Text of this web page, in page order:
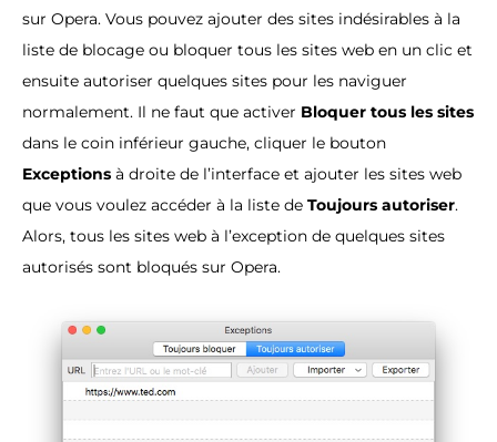
sur Opera. Vous pouvez ajouter des sites indésirables à la
liste de blocage ou bloquer tous les sites web en un clic et
ensuite autoriser quelques sites pour les naviguer
normalement. Il ne faut que activer Bloquer tous les sites
dans le coin inférieur gauche, cliquer le bouton
Exceptions à droite de l’interface et ajouter les sites web
que vous voulez accéder à la liste de Toujours autoriser.
Alors, tous les sites web à l’exception de quelques sites
autorisés sont bloqués sur Opera.